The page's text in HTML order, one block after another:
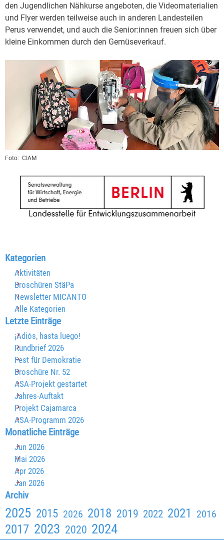
den Jugendlichen Nähkurse angeboten, die Videomaterialien
und Flyer werden teilweise auch in anderen Landesteilen
Perus verwendet, und auch die Senior:innen freuen sich über
kleine Einkommen durch den Gemüseverkauf.
Foto: CIAM
Block überspringen Kategorien
Kategorien
Aktivitäten
Broschüren StäPa
Newsletter MICANTO
Alle Kategorien
Block überspringen Letzte Einträge
Letzte Einträge
¡Adiós, hasta luego!
Rundbrief 2026
Fest für Demokratie
Broschüre Nr. 52
ASA-Projekt gestartet
Jahres-Auftakt
Projekt Cajamarca
ASA-Programm 2026
Block überspringen Monatliche Einträge
Monatliche Einträge
Jun 2026
Mai 2026
Apr 2026
Jan 2026
Block überspringen Archiv
Archiv
2025 2015 2026 2018 2019 2022 2021 2016
2017 2023 2020 2024